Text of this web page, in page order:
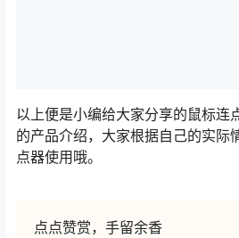
以上便是小编给大家分享的鼠标连
的产品介绍，大家根据自己的实际
点器使用哦。
点点赞赏，手留余香